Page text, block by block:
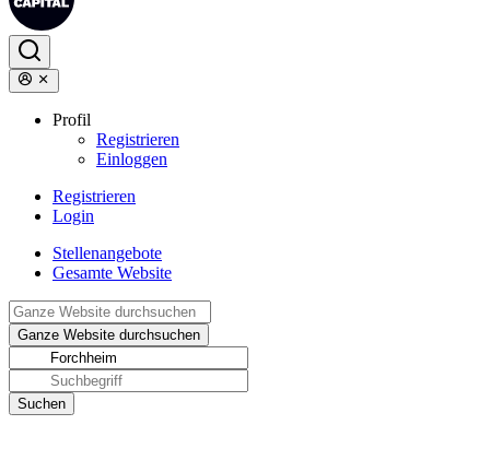
Profil
Registrieren
Einloggen
Registrieren
Login
Stellenangebote
Gesamte Website